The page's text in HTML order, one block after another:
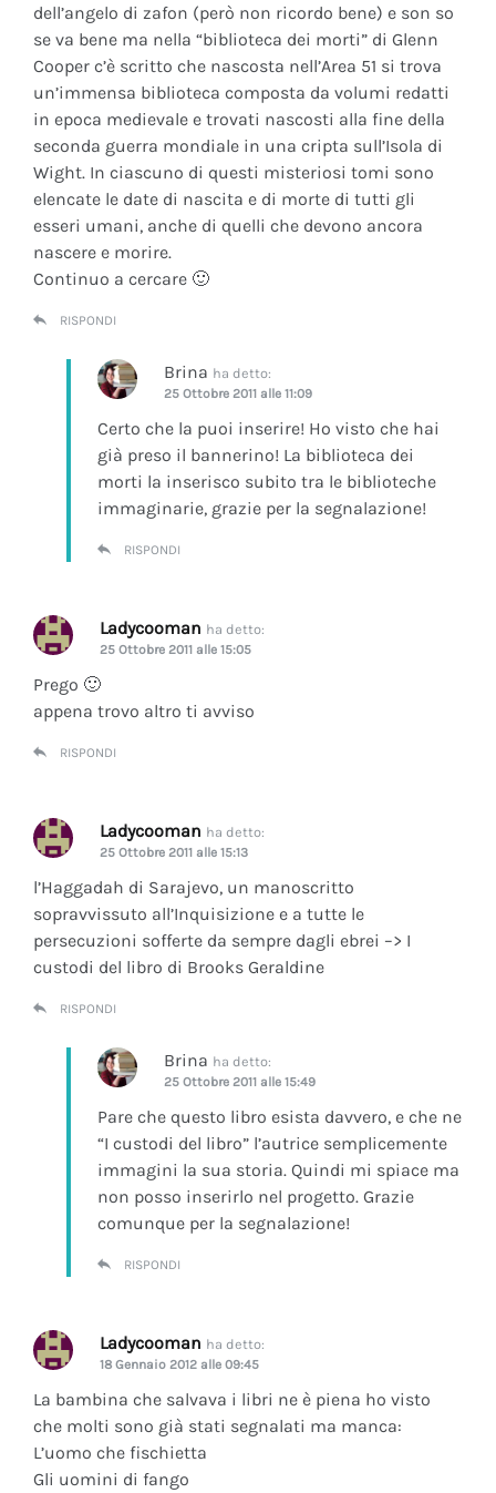
dell’angelo di zafon (però non ricordo bene) e son so
se va bene ma nella “biblioteca dei morti” di Glenn
Cooper c’è scritto che nascosta nell’Area 51 si trova
un’immensa biblioteca composta da volumi redatti
in epoca medievale e trovati nascosti alla fine della
seconda guerra mondiale in una cripta sull’Isola di
Wight. In ciascuno di questi misteriosi tomi sono
elencate le date di nascita e di morte di tutti gli
esseri umani, anche di quelli che devono ancora
nascere e morire.
Continuo a cercare 🙂
RISPONDI
Brina ha detto:
25 Ottobre 2011 alle 11:09
Certo che la puoi inserire! Ho visto che hai
già preso il bannerino! La biblioteca dei
morti la inserisco subito tra le biblioteche
immaginarie, grazie per la segnalazione!
RISPONDI
Ladycooman ha detto:
25 Ottobre 2011 alle 15:05
Prego 🙂
appena trovo altro ti avviso
RISPONDI
Ladycooman ha detto:
25 Ottobre 2011 alle 15:13
l’Haggadah di Sarajevo, un manoscritto
sopravvissuto all’Inquisizione e a tutte le
persecuzioni sofferte da sempre dagli ebrei –> I
custodi del libro di Brooks Geraldine
RISPONDI
Brina ha detto:
25 Ottobre 2011 alle 15:49
Pare che questo libro esista davvero, e che ne
“I custodi del libro” l’autrice semplicemente
immagini la sua storia. Quindi mi spiace ma
non posso inserirlo nel progetto. Grazie
comunque per la segnalazione!
RISPONDI
Ladycooman ha detto:
18 Gennaio 2012 alle 09:45
La bambina che salvava i libri ne è piena ho visto
che molti sono già stati segnalati ma manca:
L’uomo che fischietta
Gli uomini di fango